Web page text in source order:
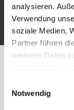
analysieren.
Verwendung
soziale Medien,
Partner führen
weiteren Daten
Notwendig
Unsere